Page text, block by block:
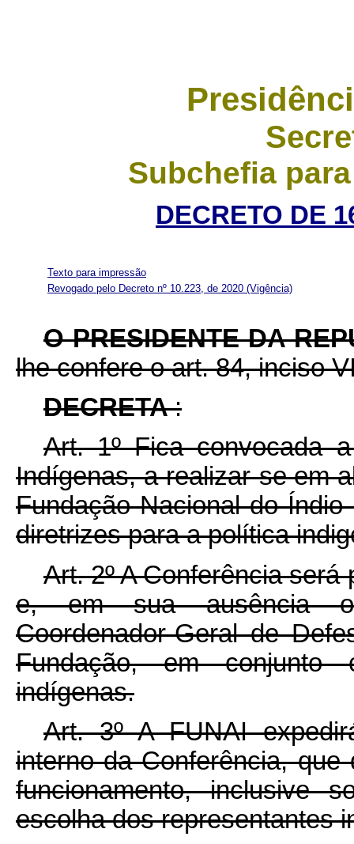
Subchefia
DECRETO DE
Texto para impressão
Revogado pelo Decreto nº 10.223, de 2020 (Vigência)
O PRESIDENTE DA
lhe confere o art. 84, inciso
DECRETA:
Art. 1º Fica convocada
Indígenas, a realizar-se em
Fundação Nacional do
diretrizes para a política
Art. 2º A Conferência
e, em sua ausência
Coordenador-Geral de
Fundação, em conjunto
indígenas.
Art. 3º A FUNAI
interno da Conferência,
funcionamento, inclusive
escolha dos representantes